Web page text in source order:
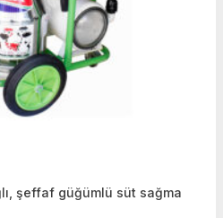
şeffaf güğümlü süt sağma